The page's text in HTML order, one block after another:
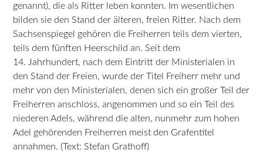
genannt), die als Ritter leben konnten. Im wesentlichen
bilden sie den Stand der älteren, freien Ritter. Nach dem
Sachsenspiegel gehören die Freiherren teils dem vierten,
teils dem fünften Heerschild an. Seit dem
14. Jahrhundert, nach dem Eintritt der Ministerialen in
den Stand der Freien, wurde der Titel Freiherr mehr und
mehr von den Ministerialen, denen sich ein großer Teil der
Freiherren anschloss, angenommen und so ein Teil des
niederen Adels, während die alten, nunmehr zum hohen
Adel gehörenden Freiherren meist den Grafentitel
annahmen. (Text: Stefan Grathoff)